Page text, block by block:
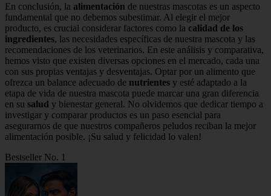
En conclusión, la alimentación de nuestras mascotas es un aspecto
fundamental que no debemos subestimar. Al elegir el mejor
producto, es crucial considerar factores como la calidad de los
ingredientes, las necesidades específicas de nuestra mascota y las
recomendaciones de los veterinarios. En este análisis y comparativa,
hemos visto que existen diversas opciones en el mercado, cada una
con sus propias ventajas y desventajas. Optar por un alimento que
ofrezca un balance adecuado de nutrientes y esté adaptado a la
etapa de vida de nuestra mascota puede marcar una gran diferencia
en su salud y bienestar general. No olvidemos que dedicar tiempo a
investigar y comparar productos es un paso esencial para
asegurarnos de que nuestros compañeros peludos reciban la mejor
alimentación posible. ¡Su salud y felicidad lo valen!
Bestseller No. 1